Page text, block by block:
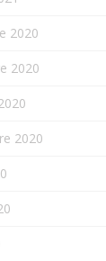
2020
2020
2020